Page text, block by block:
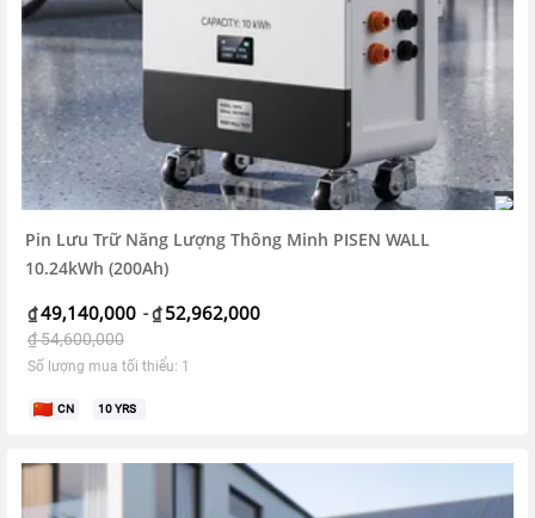
Pin Lưu Trữ Năng Lượng Thông Minh PISEN WALL
10.24kWh (200Ah)
₫49,140,000 -₫ 52,962,000
₫54,600,000
Số lượng mua tối thiểu: 1
CN 10YRS